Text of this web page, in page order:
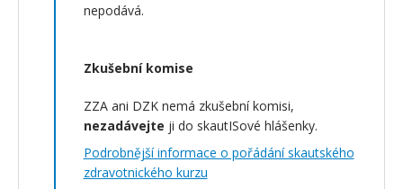
nepodává.
Zkušební komise
ZZA ani DZK nemá zkušební komisi,
nezadávejte ji do skautISové hlášenky.
Podrobnější informace o pořádání skautského
zdravotnického kurzu